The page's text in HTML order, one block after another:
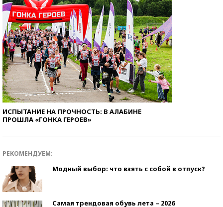
ИСПЫТАНИЕ НА ПРОЧНОСТЬ: В АЛАБИНЕ
ПРОШЛА «ГОНКА ГЕРОЕВ»
РЕКОМЕНДУЕМ:
Модный выбор: что взять с собой в отпуск?
Самая трендовая обувь лета – 2026